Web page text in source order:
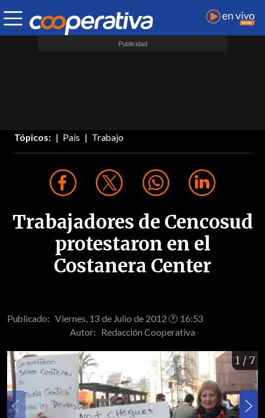
Tópicos: País Trabajo
Trabajadores de Cencosud
protestaron en el
Costanera Center
Publicado: Viernes, 13 de Julio de 2012 🕐 16:53
Autor: Redacción Cooperativa
1 / 7